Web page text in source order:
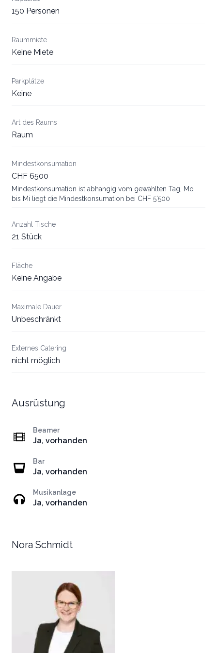
150 Personen
Raummiete
Keine Miete
Parkplätze
Keine
Art des Raums
Raum
Mindestkonsumation
CHF 6500
Mindestkonsumation ist abhängig vom gewählten Tag, Mo
bis Mi liegt die Mindestkonsumation bei CHF 5'500
Anzahl Tische
21 Stück
Fläche
Keine Angabe
Maximale Dauer
Unbeschränkt
Externes Catering
nicht möglich
Ausrüstung
Beamer
Ja, vorhanden
Bar
Ja, vorhanden
Musikanlage
Ja, vorhanden
Nora Schmidt